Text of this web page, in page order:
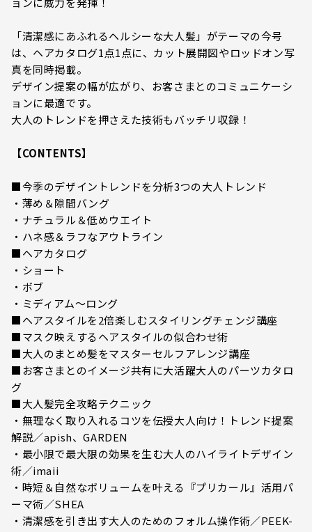
「清潔感にあふれるヘルシーな大人髪」がテーマの今号
は、ヘアカタログ1点1点に、カット展開図やロッドオン写
真を同時掲載。
デザイン提案の幅が広がり、お客さまとのコミュニケーシ
ョンに最適です。
大人のトレンドを押さえた技術もバッチリ収録！
【CONTENTS】
■今季のデザイントレンドを分析3つの大人トレンド
・薄め＆隙間バング
・ナチュラル＆低めウエイト
・ハネ感＆ラフなアウトライン
■ヘアカタログ
・ショート
・ボブ
・ミディアム～ロング
■ヘアスタイルを2倍楽しむスタイリングチェンジ講座
■マスク映えするヘアスタイルの似合わせ術
■大人のまとめ髪をマスターセルフアレンジ講座
■お客さまとのイメージ共有に大活躍大人のパーツカタロ
グ
■大人髪完全攻略テクニック
・無理なく取り入れるコツを伝授大人向け！トレンド提案
解説／apish、GARDEN
・最小限で最大限の効果を生む大人のハイライトデザイン
術／imaii
・時短＆自然なボリュームを叶える『プリカール』活用パ
ーマ術／SHEA
・清潔感を引き出す大人のためのフォルム操作術／PEEK-